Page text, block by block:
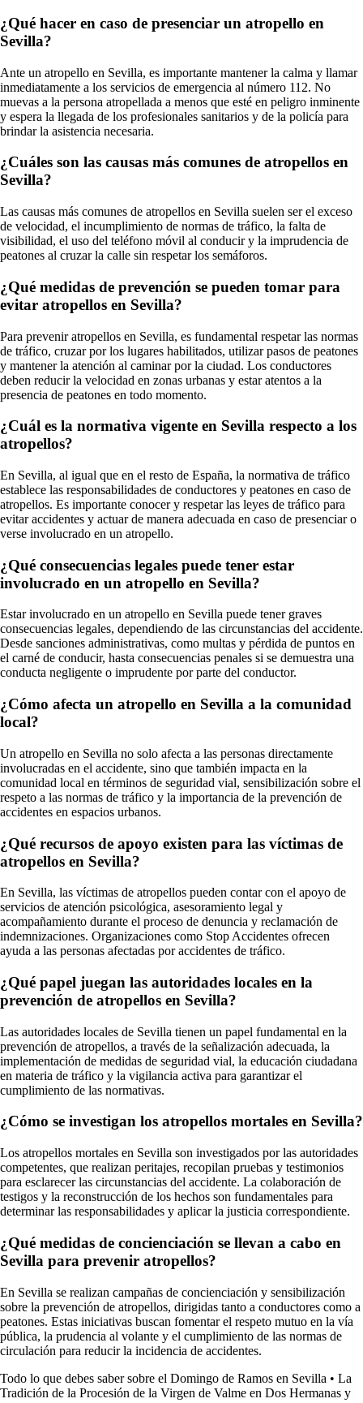
¿Qué hacer en caso de presenciar un atropello en
Sevilla?
Ante un atropello en Sevilla, es importante mantener la calma y llamar
inmediatamente a los servicios de emergencia al número 112. No
muevas a la persona atropellada a menos que esté en peligro inminente
y espera la llegada de los profesionales sanitarios y de la policía para
brindar la asistencia necesaria.
¿Cuáles son las causas más comunes de atropellos en
Sevilla?
Las causas más comunes de atropellos en Sevilla suelen ser el exceso
de velocidad, el incumplimiento de normas de tráfico, la falta de
visibilidad, el uso del teléfono móvil al conducir y la imprudencia de
peatones al cruzar la calle sin respetar los semáforos.
¿Qué medidas de prevención se pueden tomar para
evitar atropellos en Sevilla?
Para prevenir atropellos en Sevilla, es fundamental respetar las normas
de tráfico, cruzar por los lugares habilitados, utilizar pasos de peatones
y mantener la atención al caminar por la ciudad. Los conductores
deben reducir la velocidad en zonas urbanas y estar atentos a la
presencia de peatones en todo momento.
¿Cuál es la normativa vigente en Sevilla respecto a los
atropellos?
En Sevilla, al igual que en el resto de España, la normativa de tráfico
establece las responsabilidades de conductores y peatones en caso de
atropellos. Es importante conocer y respetar las leyes de tráfico para
evitar accidentes y actuar de manera adecuada en caso de presenciar o
verse involucrado en un atropello.
¿Qué consecuencias legales puede tener estar
involucrado en un atropello en Sevilla?
Estar involucrado en un atropello en Sevilla puede tener graves
consecuencias legales, dependiendo de las circunstancias del accidente.
Desde sanciones administrativas, como multas y pérdida de puntos en
el carné de conducir, hasta consecuencias penales si se demuestra una
conducta negligente o imprudente por parte del conductor.
¿Cómo afecta un atropello en Sevilla a la comunidad
local?
Un atropello en Sevilla no solo afecta a las personas directamente
involucradas en el accidente, sino que también impacta en la
comunidad local en términos de seguridad vial, sensibilización sobre el
respeto a las normas de tráfico y la importancia de la prevención de
accidentes en espacios urbanos.
¿Qué recursos de apoyo existen para las víctimas de
atropellos en Sevilla?
En Sevilla, las víctimas de atropellos pueden contar con el apoyo de
servicios de atención psicológica, asesoramiento legal y
acompañamiento durante el proceso de denuncia y reclamación de
indemnizaciones. Organizaciones como Stop Accidentes ofrecen
ayuda a las personas afectadas por accidentes de tráfico.
¿Qué papel juegan las autoridades locales en la
prevención de atropellos en Sevilla?
Las autoridades locales de Sevilla tienen un papel fundamental en la
prevención de atropellos, a través de la señalización adecuada, la
implementación de medidas de seguridad vial, la educación ciudadana
en materia de tráfico y la vigilancia activa para garantizar el
cumplimiento de las normativas.
¿Cómo se investigan los atropellos mortales en Sevilla?
Los atropellos mortales en Sevilla son investigados por las autoridades
competentes, que realizan peritajes, recopilan pruebas y testimonios
para esclarecer las circunstancias del accidente. La colaboración de
testigos y la reconstrucción de los hechos son fundamentales para
determinar las responsabilidades y aplicar la justicia correspondiente.
¿Qué medidas de concienciación se llevan a cabo en
Sevilla para prevenir atropellos?
En Sevilla se realizan campañas de concienciación y sensibilización
sobre la prevención de atropellos, dirigidas tanto a conductores como a
peatones. Estas iniciativas buscan fomentar el respeto mutuo en la vía
pública, la prudencia al volante y el cumplimiento de las normas de
circulación para reducir la incidencia de accidentes.
Todo lo que debes saber sobre el Domingo de Ramos en Sevilla • La
Tradición de la Procesión de la Virgen de Valme en Dos Hermanas y